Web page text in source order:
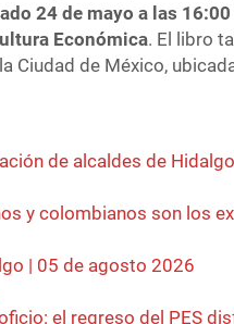
24 de mayo a las
Económica. El libro
Ciudad de México,
de alcaldes de
y colombianos son los
| 05 de agosto 2026
el regreso del PES